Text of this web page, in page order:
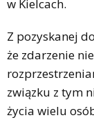
w Kielcach.
Z pozyskanej
że zdarzenie
związku z tym
życia wielu